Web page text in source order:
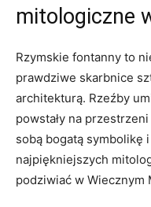
mitologiczne
Rzymskie fontanny to
prawdziwe skarbnice
architekturą. Rzeźby
powstały na
sobą bogatą symbolikę
najpiękniejszych
podziwiać w Wiecznym